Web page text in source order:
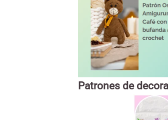
Patrones de